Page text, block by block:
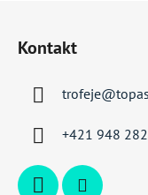
Kontakt
trofeje@
+421 948